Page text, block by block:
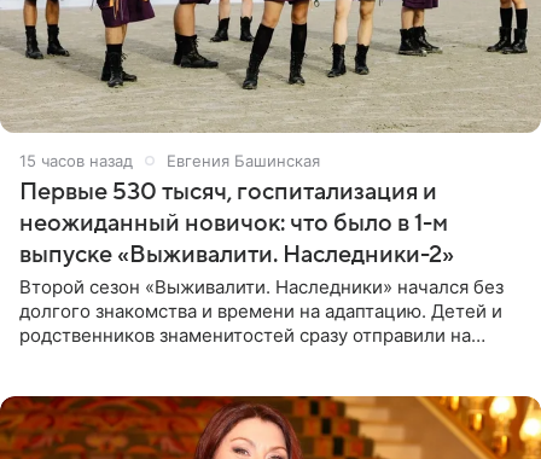
15 часов назад Евгения Башинская
Первые 530 тысяч, госпитализация и
неожиданный новичок: что было в 1-м
выпуске «Выживалити. Наследники-2»
Второй сезон «Выживалити. Наследники» начался без
долгого знакомства и времени на адаптацию. Детей и
родственников знаменитостей сразу отправили на